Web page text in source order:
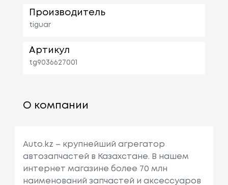
Производитель
tiguar
Артикул
tg9036627001
О компании
Auto.kz – крупнейший агрегатор
автозапчастей в Казахстане. В нашем
интернет магазине более 70 млн
наименований запчастей и аксессуаров